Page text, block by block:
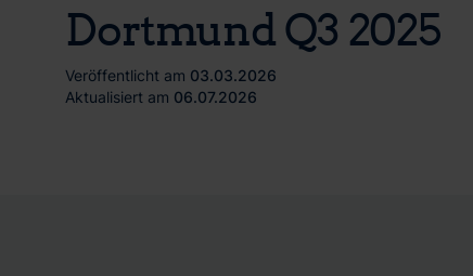
Dortmund Q3 2025
Veröffentlicht am 03.03.2026
Aktualisiert am 06.07.2026